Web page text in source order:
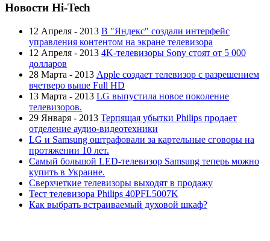
Новости Hi-Tech
12 Апреля - 2013 В "Яндекс" создали интерфейс
управления контентом на экране телевизора
12 Апреля - 2013 4K-телевизоры Sony стоят от 5 000
долларов
28 Марта - 2013 Apple создает телевизор с разрешением
вчетверо выше Full HD
13 Марта - 2013 LG выпустила новое поколение
телевизоров.
29 Января - 2013 Терпящая убытки Philips продает
отделение аудио-видеотехники
LG и Samsung оштрафовали за картельные сговоры на
протяжении 10 лет.
Самый большой LED-телевизор Samsung теперь можно
купить в Украине.
Сверхчеткие телевизоры выходят в продажу
Тест телевизора Philips 40PFL5007K
Как выбрать встраиваемый духовой шкаф?